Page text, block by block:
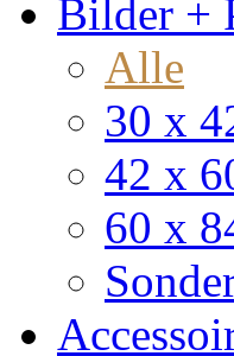
Bilder +
Alle
30 x
42 x
60 x